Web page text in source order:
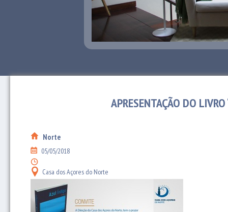
APRESENTAÇÃO DO
Norte
05/05/2018
Casa dos Açores do Norte